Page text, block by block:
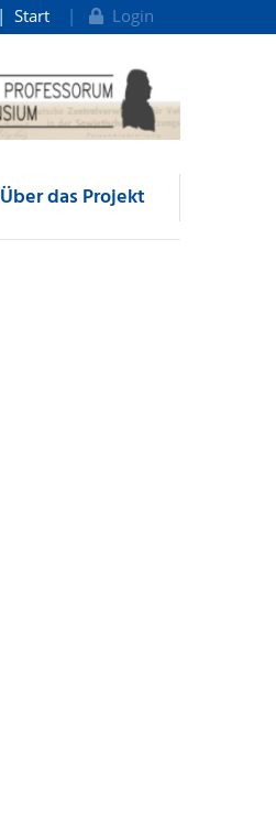
Start Login
Über das Projekt